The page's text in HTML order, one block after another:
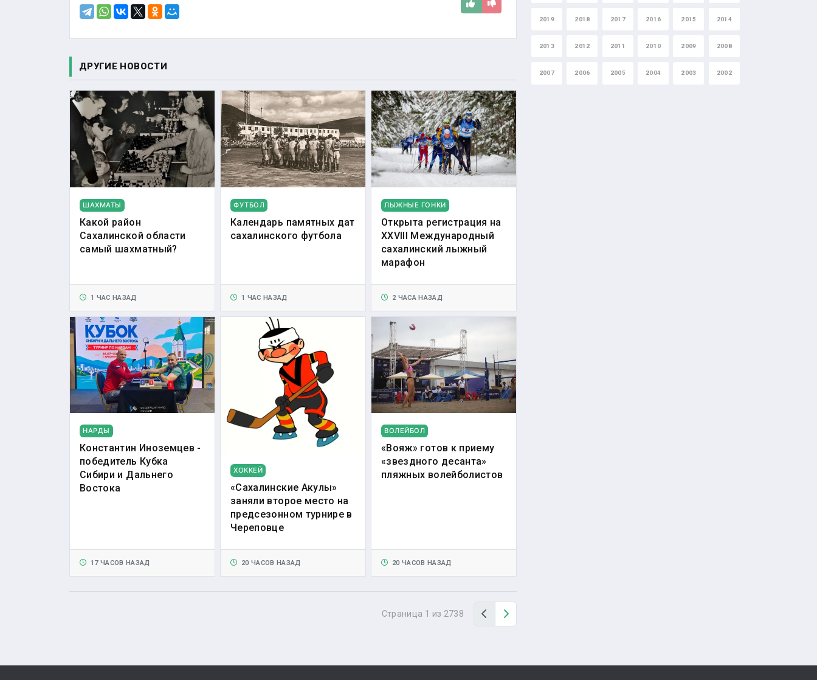
ДРУГИЕ НОВОСТИ
ШАХМАТЫ
Какой район
Сахалинской области
самый шахматный?
1 ЧАС НАЗАД
ФУТБОЛ
Календарь памятных дат
сахалинского футбола
1 ЧАС НАЗАД
ЛЫЖНЫЕ ГОНКИ
Открыта регистрация на
XXVIII Международный
сахалинский лыжный
марафон
2 ЧАСА НАЗАД
НАРДЫ
Константин Иноземцев -
победитель Кубка
Сибири и Дальнего
Востока
17 ЧАСОВ НАЗАД
ХОККЕЙ
«Сахалинские Акулы»
заняли второе место на
предсезонном турнире в
Череповце
20 ЧАСОВ НАЗАД
ВОЛЕЙБОЛ
«Вояж» готов к приему
«звездного десанта»
пляжных волейболистов
20 ЧАСОВ НАЗАД
Страница 1 из 2738 НазадВперед
2019 2018 2017 2016 2015 2014
2013 2012 2011 2010 2009 2008
2007 2006 2005 2004 2003 2002